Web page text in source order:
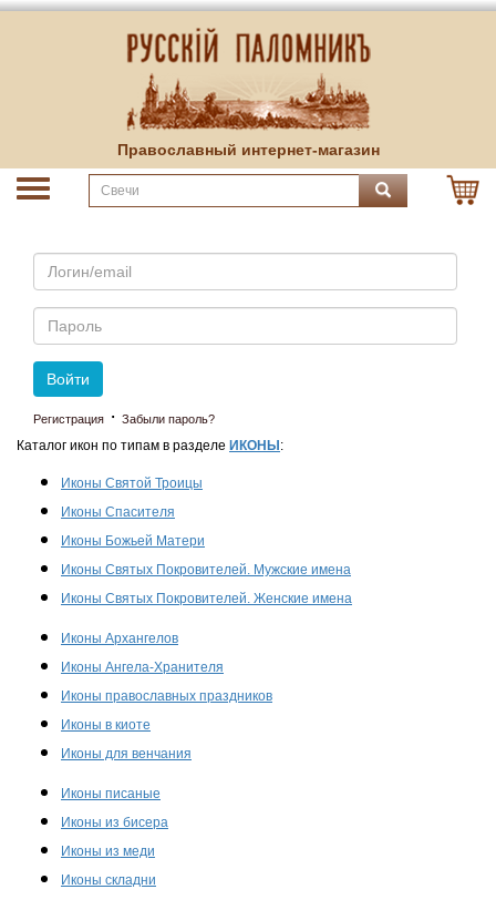
Православный интернет-магазин
Email
Пароль
Войти
Регистрация · Забыли пароль?
Каталог икон по типам в разделе ИКОНЫ :
Иконы Святой Троицы
Иконы Спасителя
Иконы Божьей Матери
Иконы Святых Покровителей. Мужские имена
Иконы Святых Покровителей. Женские имена
Иконы Архангелов
Иконы Ангела-Хранителя
Иконы православных праздников
Иконы в киоте
Иконы для венчания
Иконы писаные
Иконы из бисера
Иконы из меди
Иконы складни